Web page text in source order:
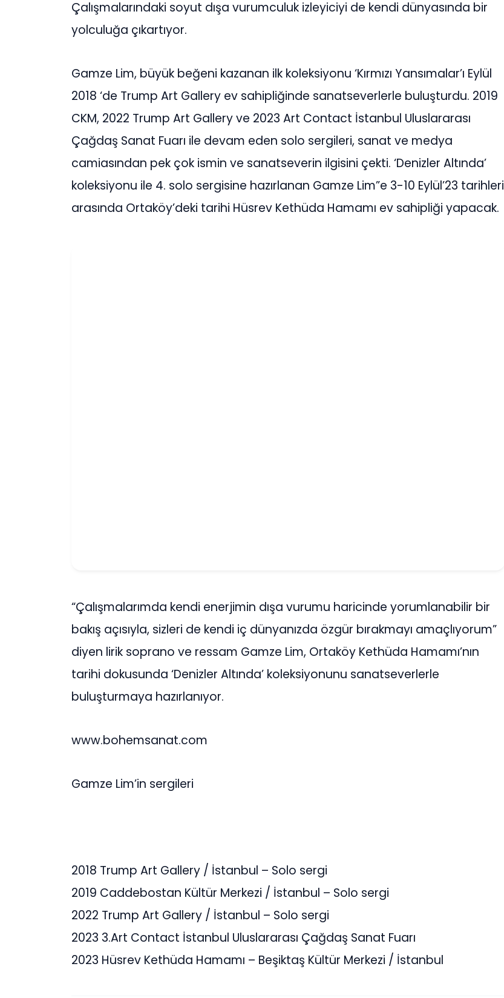
Çalışmalarındaki soyut dışa vurumculuk izleyiciyi de kendi dünyasında bir
yolculuğa çıkartıyor.
Gamze Lim, büyük beğeni kazanan ilk koleksiyonu ‘Kırmızı Yansımalar’ı Eylül
2018 ‘de Trump Art Gallery ev sahipliğinde sanatseverlerle buluşturdu. 2019
CKM, 2022 Trump Art Gallery ve 2023 Art Contact İstanbul Uluslararası
Çağdaş Sanat Fuarı ile devam eden solo sergileri, sanat ve medya
camiasından pek çok ismin ve sanatseverin ilgisini çekti. ‘Denizler Altında’
koleksiyonu ile 4. solo sergisine hazırlanan Gamze Lim”e 3-10 Eylül’23 tarihleri
arasında Ortaköy’deki tarihi Hüsrev Kethüda Hamamı ev sahipliği yapacak.
“Çalışmalarımda kendi enerjimin dışa vurumu haricinde yorumlanabilir bir
bakış açısıyla, sizleri de kendi iç dünyanızda özgür bırakmayı amaçlıyorum”
diyen lirik soprano ve ressam Gamze Lim, Ortaköy Kethüda Hamamı’nın
tarihi dokusunda ‘Denizler Altında’ koleksiyonunu sanatseverlerle
buluşturmaya hazırlanıyor.
www.bohemsanat.com
Gamze Lim’in sergileri
2018 Trump Art Gallery / İstanbul – Solo sergi
2019 Caddebostan Kültür Merkezi / İstanbul – Solo sergi
2022 Trump Art Gallery / İstanbul – Solo sergi
2023 3.Art Contact İstanbul Uluslararası Çağdaş Sanat Fuarı
2023 Hüsrev Kethüda Hamamı – Beşiktaş Kültür Merkezi / İstanbul